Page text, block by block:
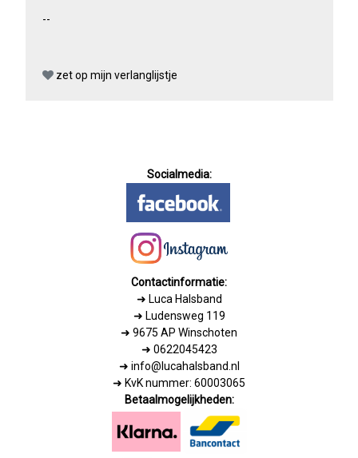
--
zet op mijn verlanglijstje
Socialmedia:
Contactinformatie:
➜ Luca Halsband
➜ Ludensweg 119
➜ 9675 AP Winschoten
➜ 0622045423
➜ info@lucahalsband.nl
➜ KvK nummer: 60003065
Betaalmogelijkheden: